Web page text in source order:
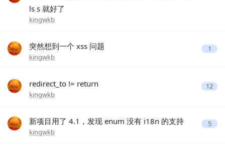
ls s 就好了
kingwkb
突然想到一个 xss 问题
kingwkb
1
redirect_to != return
kingwkb
12
新项目用了 4.1，发现 enum 没有 i18n 的支持
kingwkb
5